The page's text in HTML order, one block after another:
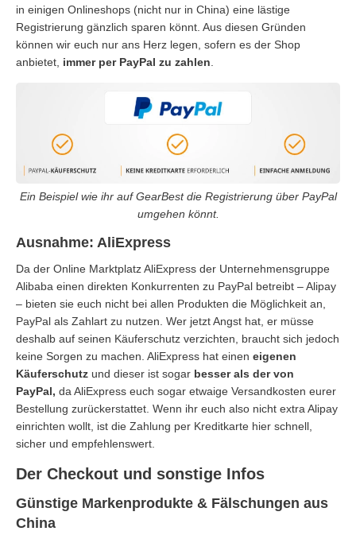
in einigen Onlineshops (nicht nur in China) eine lästige
Registrierung gänzlich sparen könnt. Aus diesen Gründen
können wir euch nur ans Herz legen, sofern es der Shop
anbietet, immer per PayPal zu zahlen.
Ein Beispiel wie ihr auf GearBest die Registrierung über PayPal
umgehen könnt.
Ausnahme: AliExpress
Da der Online Marktplatz AliExpress der Unternehmensgruppe
Alibaba einen direkten Konkurrenten zu PayPal betreibt – Alipay
– bieten sie euch nicht bei allen Produkten die Möglichkeit an,
PayPal als Zahlart zu nutzen. Wer jetzt Angst hat, er müsse
deshalb auf seinen Käuferschutz verzichten, braucht sich jedoch
keine Sorgen zu machen. AliExpress hat einen eigenen
Käuferschutz und dieser ist sogar besser als der von
PayPal, da AliExpress euch sogar etwaige Versandkosten eurer
Bestellung zurückerstattet. Wenn ihr euch also nicht extra Alipay
einrichten wollt, ist die Zahlung per Kreditkarte hier schnell,
sicher und empfehlenswert.
Der Checkout und sonstige Infos
Günstige Markenprodukte & Fälschungen aus
China